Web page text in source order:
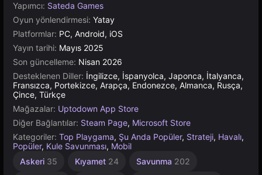
Yapımcı: Sateda Games
Oyun yönlendirmesi: Yatay
Platformlar: PC, Android, iOS
Yayın tarihi: Mayıs 2025
Son güncelleme: Nisan 2026
Desteklenen Diller: İngilizce, İspanyolca, Japonca, İtalyanca,
Fransızca, Portekizce, Arapça, Endonezce, Almanca, Rusça,
Çince, Türkçe
Mağazalar: Uptodown App Store
Diğer Bağlantılar: Steam Page, Microsoft Store
Kategoriler: Top Playgama, Şu Anda Popüler, Strateji, Havalı,
Popüler, Kule Savunması, Mobil
Askeri 35 Kıyamet 24 Savunma 202
Uygulama